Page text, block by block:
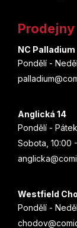
Prodejny
NC Palladium
Pondělí -
Anglická 14
Pondělí -
Sobota, 10:00
Westfield
Pondělí -